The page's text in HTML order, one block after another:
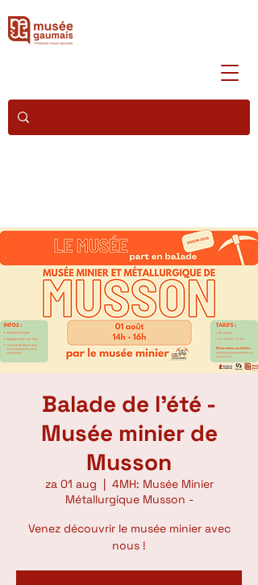
Balade de l'été -
Musée minier de
Musson
za 01 aug
  |
4MH: Musée Minier
Métallurgique Musson -
Venez découvrir le musée minier avec
nous !